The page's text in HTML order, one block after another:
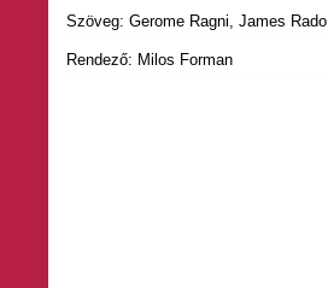
Szöveg: Gerome Ragni, James Rado
Rendező: Milos Forman